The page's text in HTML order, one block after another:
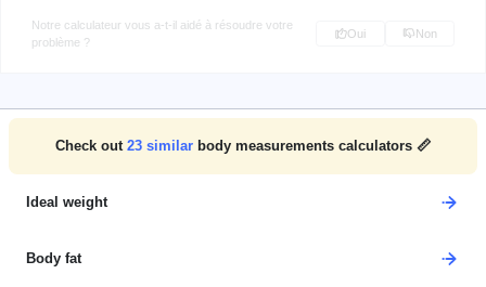
Notre calculateur vous a-t-il aidé à résoudre votre
problème ?
Oui Non
Check out 23 similar body measurements calculators 📏
Ideal weight
Body fat